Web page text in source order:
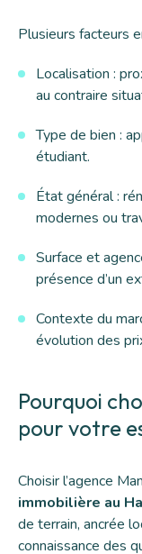
Plusieurs facteurs
Localisation :
au contraire
Type de bien :
étudiant.
État général :
modernes ou
Surface et
présence d’un
Contexte du
évolution des
Pourquoi
pour votre
Choisir l’agence
immobilière au
de terrain, ancrée
connaissance des